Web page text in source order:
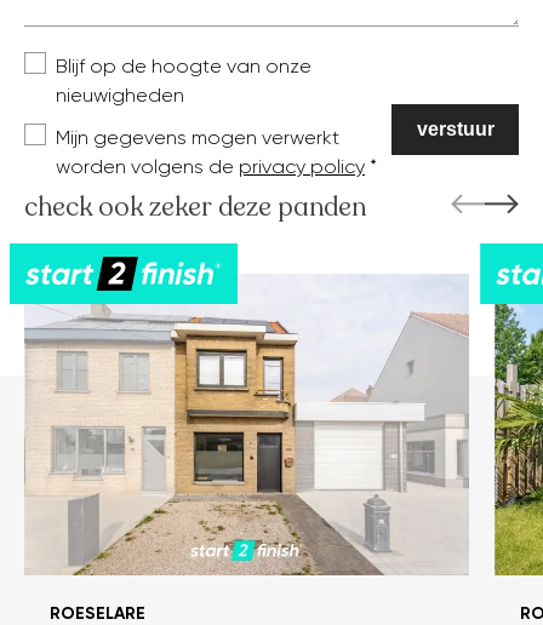
Blijf op de hoogte van onze
nieuwigheden
Mijn gegevens mogen verwerkt
worden volgens de privacy policy
check ook zeker deze panden
ROESELARE